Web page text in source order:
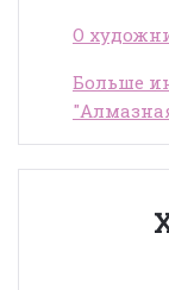
О
Больше